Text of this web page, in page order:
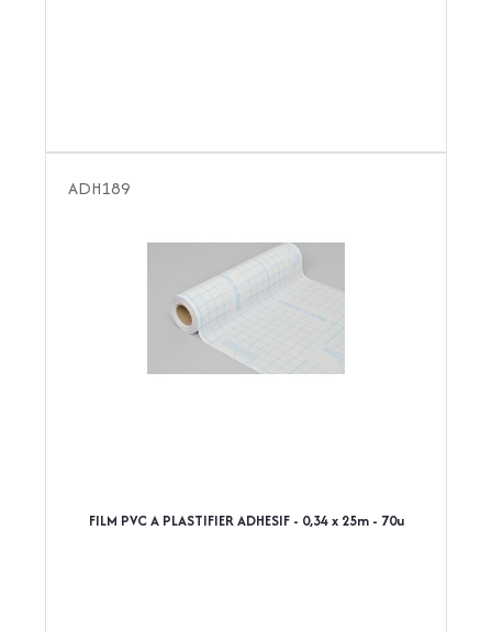
ADH189
FILM PVC A PLASTIFIER ADHESIF - 0,34 x 25m - 70u